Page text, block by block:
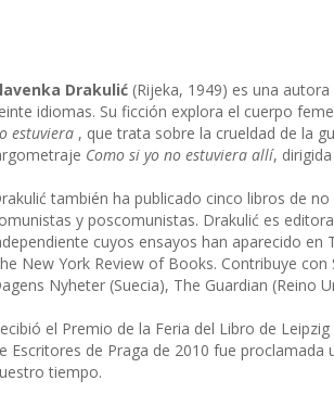
Drakulić (Rijeka, 1949) es una
idiomas. Su ficción explora el cuerpo
estuviera , que trata sobre la crueldad de la
Como si yo no estuviera allí,
también ha publicado cinco libros de
y poscomunistas. Drakulić es
cuyos ensayos han aparecido
New York Review of Books. Contribuye
Nyheter (Suecia), The Guardian (Reino
el Premio de la Feria del Libro de
Escritores de Praga de 2010 fue
tiempo.